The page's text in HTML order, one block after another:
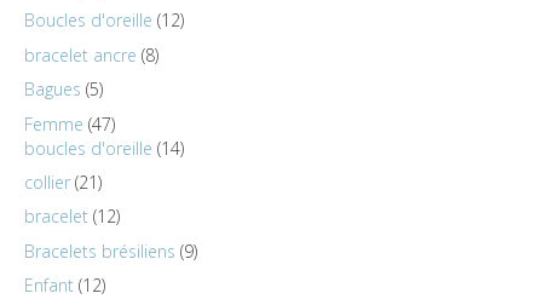
Boucles d'oreille 12
bracelet ancre 8
Bagues 5
Femme 47
boucles d'oreille 14
collier 21
bracelet 12
Bracelets brésiliens 9
Enfant 12